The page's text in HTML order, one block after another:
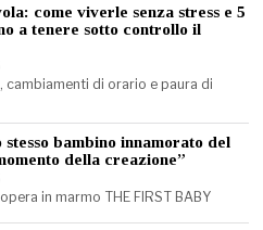
come viverle senza stress e 5
a tenere sotto controllo il
cambiamenti di orario e paura di
stesso bambino innamorato del
della creazione”
in marmo THE FIRST BABY